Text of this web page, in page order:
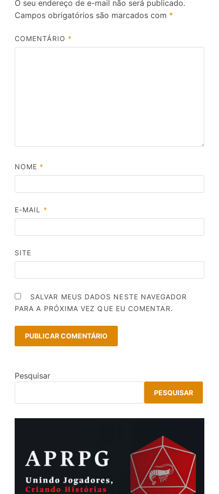
O seu endereço de e-mail não será publicado.
Campos obrigatórios são marcados com *
COMENTÁRIO *
NOME *
E-MAIL *
SITE
SALVAR MEUS DADOS NESTE NAVEGADOR
PARA A PRÓXIMA VEZ QUE EU COMENTAR.
Pesquisar
PESQUISAR